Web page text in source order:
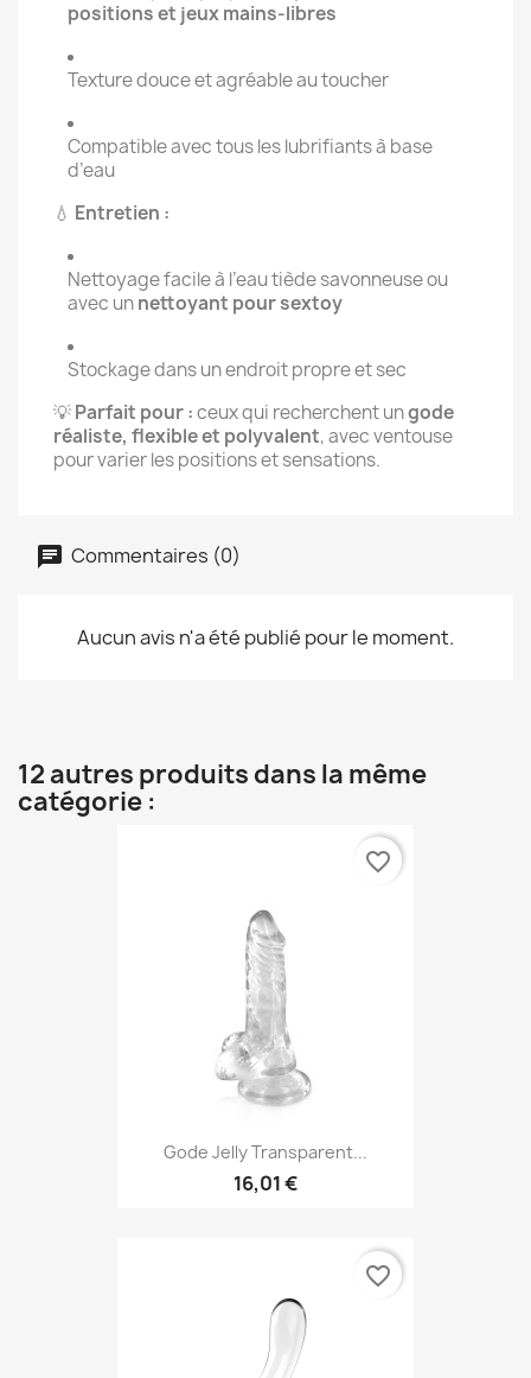
positions et jeux mains-libres
Texture douce et agréable au toucher
Compatible avec tous les lubrifiants à base
d’eau
💧 Entretien :
Nettoyage facile à l’eau tiède savonneuse ou
avec unnettoyant pour sextoy
Stockage dans un endroit propre et sec
💡Parfait pour :ceux qui recherchent ungode
réaliste, flexible et polyvalent, avec ventouse
pour varier les positions et sensations.
Commentaires (0)
Aucun avis n'a été publié pour le moment.
12 autres produits dans la même
catégorie :
Gode Jelly Transparent...
16,01 €
favorite_border
favorite_border